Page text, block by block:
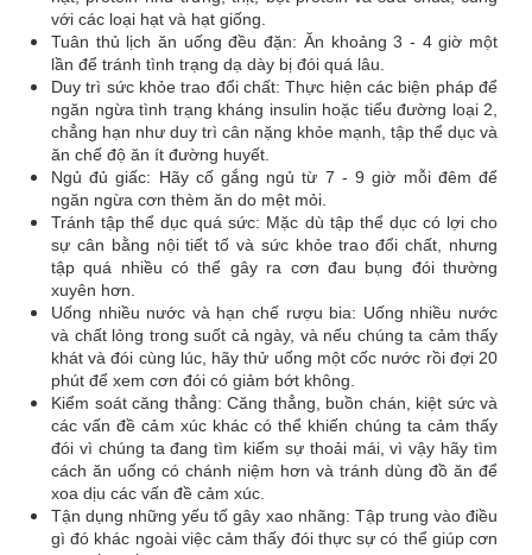
với các loại hạt và hạt giống.
Tuân thủ lịch ăn uống đều đặn: Ăn khoảng 3 - 4 giờ một
lần để tránh tình trạng dạ dày bị đói quá lâu.
Duy trì sức khỏe trao đổi chất: Thực hiện các biện pháp để
ngăn ngừa tình trạng kháng insulin hoặc tiểu đường loại 2,
chẳng hạn như duy trì cân nặng khỏe mạnh, tập thể dục và
ăn chế độ ăn ít đường huyết.
Ngủ đủ giấc: Hãy cố gắng ngủ từ 7 - 9 giờ mỗi đêm để
ngăn ngừa cơn thèm ăn do mệt mỏi.
Tránh tập thể dục quá sức: Mặc dù tập thể dục có lợi cho
sự cân bằng nội tiết tố và sức khỏe trao đổi chất, nhưng
tập quá nhiều có thể gây ra cơn đau bụng đói thường
xuyên hơn.
Uống nhiều nước và hạn chế rượu bia: Uống nhiều nước
và chất lỏng trong suốt cả ngày, và nếu chúng ta cảm thấy
khát và đói cùng lúc, hãy thử uống một cốc nước rồi đợi 20
phút để xem cơn đói có giảm bớt không.
Kiểm soát căng thẳng: Căng thẳng, buồn chán, kiệt sức và
các vấn đề cảm xúc khác có thể khiến chúng ta cảm thấy
đói vì chúng ta đang tìm kiếm sự thoải mái, vì vậy hãy tìm
cách ăn uống có chánh niệm hơn và tránh dùng đồ ăn để
xoa dịu các vấn đề cảm xúc.
Tận dụng những yếu tố gây xao nhãng: Tập trung vào điều
gì đó khác ngoài việc cảm thấy đói thực sự có thể giúp cơn